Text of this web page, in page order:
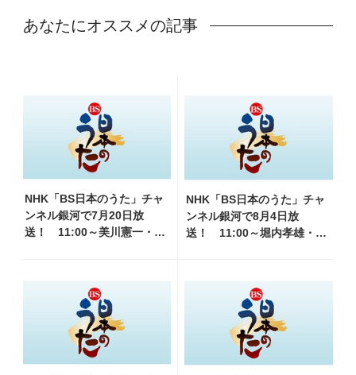
あなたにオススメの記事
NHK「BS日本のうた」チャ
ンネル銀河で7月20日放
送！ 11:00～美川憲一・和
放送回の出演者・曲目情報
NHK「BS日本のうた」チャ
ンネル銀河で8月4日放
送！ 11:00～堀内孝雄・山
し・松原健之他登場！ 各放
送回の出演者・曲目情報